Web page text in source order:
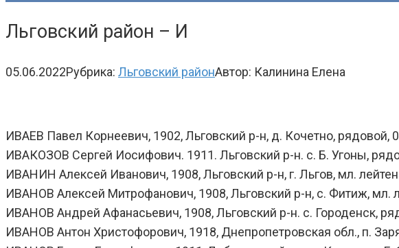
Льговский район – И
05.06.2022Рубрика: Льговский районАвтор: Калинина Елена
ИВАЕВ Павел Корнеевич, 1902, Льговский р-н, д. Кочетно, рядовой,
ИВАКОЗОВ Сергей Иосифович. 1911. Льговский р-н. с. Б. Угоны,
ИВАНИН Алексей Иванович, 1908, Льговский р-н, г. Льгов, мл.
ИВАНОВ Алексей Митрофанович, 1908, Льговский р-н, с. Фитиж, мл.
ИВАНОВ Андрей Афанасьевич, 1908, Льговский р-н. с. Городенск,
ИВАНОВ Антон Христофорович, 1918, Днепропетровская обл., п.